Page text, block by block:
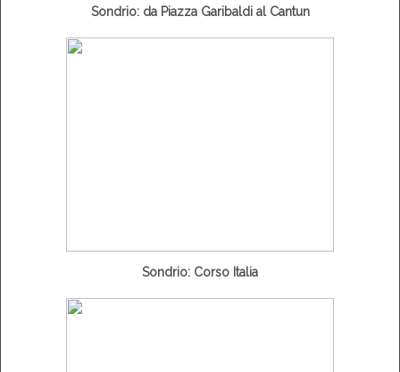
Sondrio: da Piazza Garibaldi al Cantun
Sondrio: Corso Italia